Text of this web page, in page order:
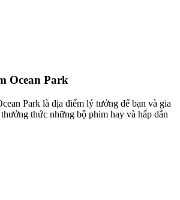
Ocean Park
Park là địa điểm lý tưởng để bạn và gia
thức những bộ phim hay và hấp dẫn